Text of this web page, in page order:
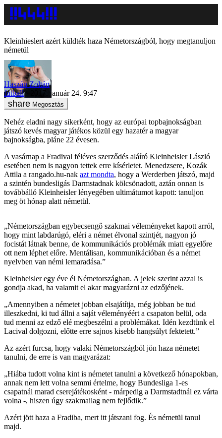
Kleinhieslert azért küldték haza Németországból, hogy megtanuljon
németül
Haszán Zoltán
futball
2017. január 24. 9:47
Megosztás
Nehéz eladni nagy sikerként, hogy az európai topbajnokságban
játszó kevés magyar játékos közül egy hazatér a magyar
bajnokságba, pláne 22 évesen.
A vasárnap a Fradival féléves szerződés aláíró Kleinheisler László
esetében nem is nagyon tettek erre kísérletet. Menedzsere, Kozák
Attila a rangado.hu-nak azt mondta, hogy a Werderben játszó, majd
a szintén bundesligás Darmstadnak kölcsönadott, aztán onnan is
továbbálló Kleinheisler lényegében ultimátumot kapott: tanuljon
meg öt hónap alatt németül.
„Németországban egybecsengő szakmai véleményeket kapott arról,
hogy mint labdarúgó, eléri a német élvonal szintjét, nagyon jó
focistát látnak benne, de kommunikációs problémák miatt egyelőre
ott nem léphet előre. Mentálisan, kommunikációban és a német
nyelvben van némi lemaradása.”
Kleinheisler egy éve él Németországban. A jelek szerint azzal is
gondja akad, ha valamit el akar magyarázni az edzőjének.
„Amennyiben a németet jobban elsajátítja, még jobban be tud
illeszkedni, ki tud állni a saját véleményéért a csapaton belül, oda
tud menni az edző elé megbeszélni a problémákat. Idén kezdtünk el
Lacival dolgozni, előtte erre sajnos kisebb hangsúlyt fektetett.”
Az azért furcsa, hogy valaki Németországból jön haza németet
tanulni, de erre is van magyarázat:
„Hiába tudott volna kint is németet tanulni a következő hónapokban,
annak nem lett volna semmi értelme, hogy Bundesliga 1-es
csapatnál marad cserejátékosként - márpedig a Darmstadtnál ez várta
volna -, hiszen úgy szakmailag nem fejlődik.”
Azért jött haza a Fradiba, mert itt játszani fog. És németül tanul
majd.